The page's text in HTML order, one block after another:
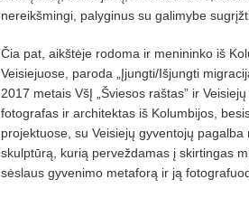
nereikšmingi, palyginus su galimybe
Čia pat, aikštėje rodoma ir menininko iš
Veisiejuose, paroda „Įjungti/Išjungti
2017 metais VšĮ „Šviesos raštas” ir
fotografas ir architektas iš Kolumbijos,
projektuose, su Veisiejų gyventojų
skulptūrą, kurią perveždamas į skirtingas
sėslaus gyvenimo metaforą ir ją